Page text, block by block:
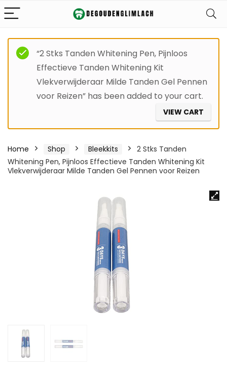
“2 Stks Tanden Whitening Pen, Pijnloos
Effectieve Tanden Whitening Kit
Vlekverwijderaar Milde Tanden Gel Pennen
voor Reizen” has been added to your cart.
VIEW CART
Home Shop Bleekkits
2 Stks Tanden
Whitening Pen, Pijnloos Effectieve Tanden Whitening Kit
Vlekverwijderaar Milde Tanden Gel Pennen voor Reizen